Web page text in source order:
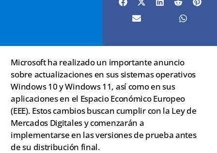
Microsoft ha realizado un importante anuncio
sobre actualizaciones en sus sistemas operativos
Windows 10 y Windows 11, así como en sus
aplicaciones en el Espacio Económico Europeo
(EEE). Estos cambios buscan cumplir con la Ley de
Mercados Digitales y comenzarán a
implementarse en las versiones de prueba antes
de su distribución final.